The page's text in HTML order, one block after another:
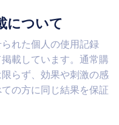
について
れた個人の使用記録
載しています。通常購
らず、効果や刺激の感
の方に同じ結果を保証